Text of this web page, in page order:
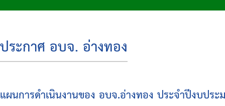
ประกาศ อบจ. อ่างทอง
แผนการดำเนินงานของ อบจ.อ่างทอง ประจำปีงบปร